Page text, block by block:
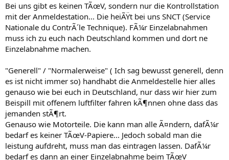
Bei uns gibt es keinen TÃœV, sondern nur die Kontrollstation
mit der Anmeldestation... Die heiÃŸt bei uns SNCT (Service
Nationale du ContrÃ´le Technique). FÃ¼r Einzelabnahmen
muss ich zu euch nach Deutschland kommen und dort ne
Einzelabnahme machen.
"Generell" / "Normalerweise" ( Ich sag bewusst generell, denn
es ist nicht immer so) handhabt die Anmeldestelle hier alles
genauso wie bei euch in Deutschland, nur dass wir hier zum
Beispill mit offenem luftfilter fahren kÃ¶nnen ohne dass das
jemanden stÃ¶rt.
Genauso wie Motorteile. Die kann man alle Ã¤ndern, dafÃ¼r
bedarf es keiner TÃœV-Papiere... Jedoch sobald man die
leistung aufdreht, muss man das eintragen lassen. DafÃ¼r
bedarf es dann an einer Einzelabnahme beim TÃœV